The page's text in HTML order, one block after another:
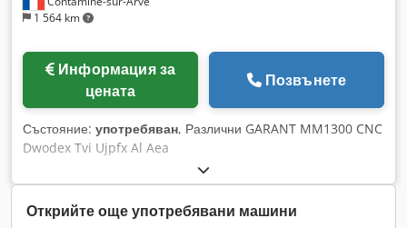
1 564 km
Информация за
цената
Позвънете
Състояние: употребяван, Различни GARANT MM1300 CNC
Dwodex Tvi Ujpfx Al Aea
Открийте още употребявани машини